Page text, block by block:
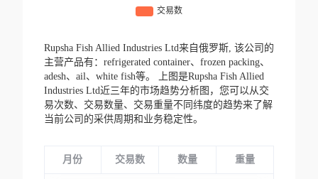
Rupsha Fish Allied Industries Ltd来自俄罗斯, 该公司的
主营产品有：refrigerated container、frozen packing、
adesh、ail、white fish等。
上图是Rupsha Fish Allied
Industries Ltd近三年的市场趋势分析图，您可以从交
易次数、交易数量、交易重量不同纬度的趋势来了解
当前公司的采供周期和业务稳定性。
月份 交易数 数量 重量